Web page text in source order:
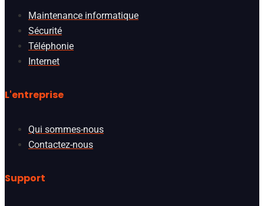
Maintenance informatique
Sécurité
Téléphonie
Internet
L'entreprise
Qui sommes-nous
Contactez-nous
Support